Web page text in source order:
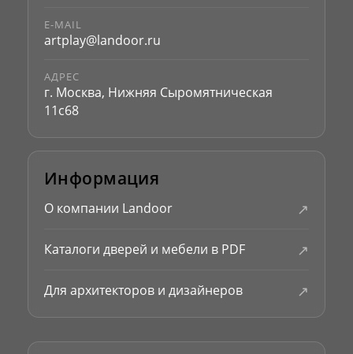
E-MAIL
artplay@landoor.ru
АДРЕС
г. Москва, Нижняя Сыромятническая
11с68
Информация
О компании Landoor ↗
Каталоги дверей и мебели в PDF ↗
Для архитекторов и дизайнеров ↗